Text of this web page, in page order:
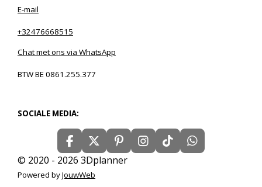
E-mail
+32476668515
Chat met ons via WhatsApp
BTW BE 0861.255.377
SOCIALE MEDIA:
F
a
c
e
X
P
i
n
I
n
T
i
W
h
© 2020 - 2026 3Dplanner
Powered byJouwWeb